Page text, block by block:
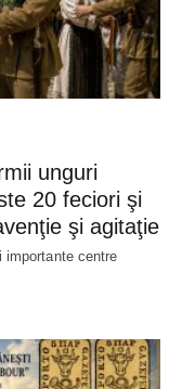
unguri
20 feciori şi
şi agitaţie
importante centre